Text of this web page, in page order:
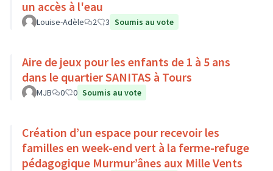
un accès à l'eau
Louise-Adèle 2 3 Soumis au vote
Aire de jeux pour les enfants de 1 à 5 ans
dans le quartier SANITAS à Tours
MJB 0 0 Soumis au vote
Création d’un espace pour recevoir les
familles en week-end vert à la ferme-refuge
pédagogique Murmur’ânes aux Mille Vents